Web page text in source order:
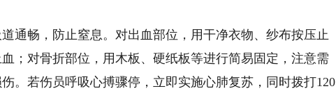
畅，防止窒息。对出血部位，用干净衣物、纱布按压止
；对骨折部位，用木板、硬纸板等进行简易固定，注意需
。若伤员呼吸心搏骤停，立即实施心肺复苏，同时拨打120